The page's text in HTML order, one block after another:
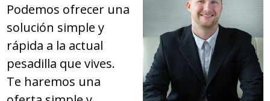
Podemos ofrecer una
solución simple y
rápida a la actual
pesadilla que vives.
Te haremos una